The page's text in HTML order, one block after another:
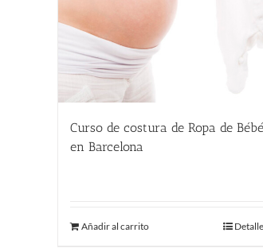
Curso de costura de Ropa de Bébé
en Barcelona
Añadir al carrito